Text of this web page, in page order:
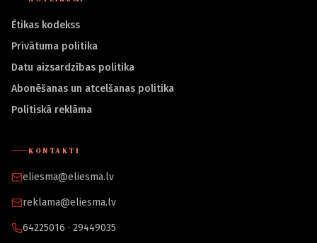
Ētikas kodekss
Privātuma politika
Datu aizsardzības politika
Abonēšanas un atcelšanas politika
Politiskā reklāma
KONTAKTI
eliesma@eliesma.lv
reklama@eliesma.lv
64225016 · 29449035